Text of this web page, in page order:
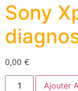
Sony
0,00 €
Ajouter